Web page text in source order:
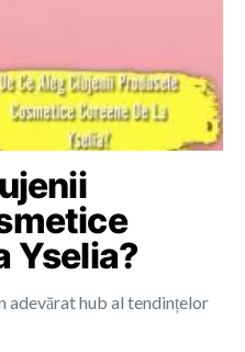
Yselia?
adevărat hub al tendințelor